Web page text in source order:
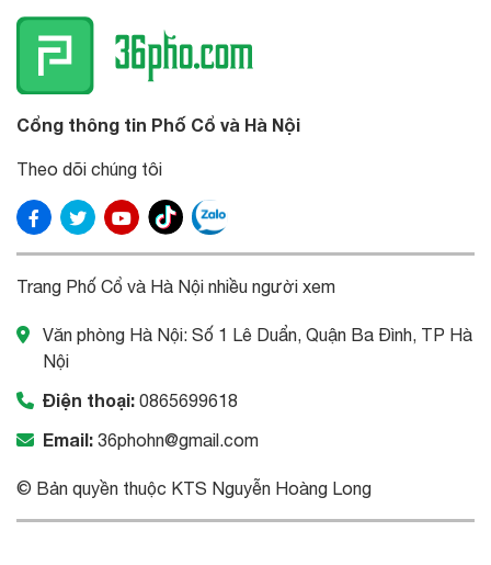
Cổng thông tin Phố Cổ và Hà Nội
Theo dõi chúng tôi
Trang Phố Cổ và Hà Nội nhiều người xem
Văn phòng Hà Nội: Số 1 Lê Duẩn, Quận Ba Đình, TP Hà
Nội
Điện thoại: 0865699618
Email: 36phohn@gmail.com
© Bản quyền thuộc KTS Nguyễn Hoàng Long